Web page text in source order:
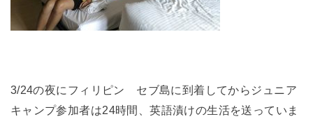
3/24の夜にフィリピン セブ島に到着してからジュニア
キャンプ参加者は24時間、英語漬けの生活を送っていま